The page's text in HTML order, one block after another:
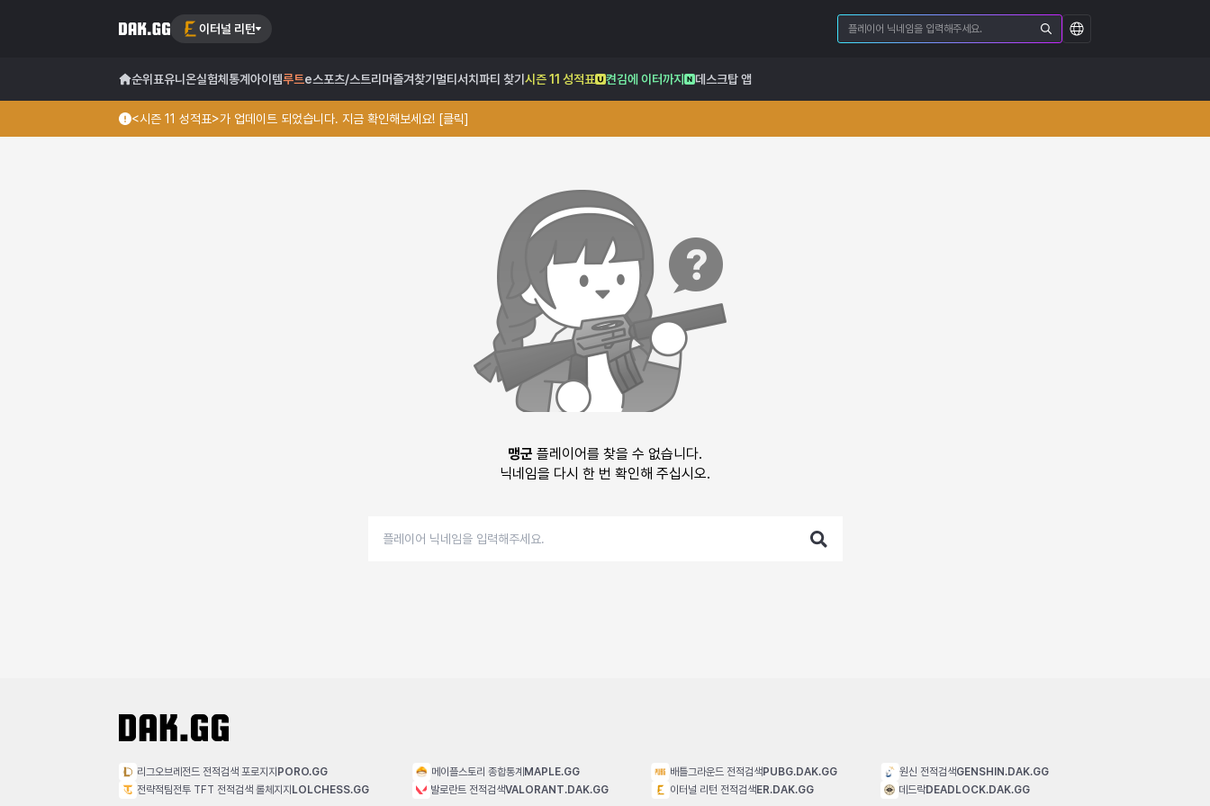
이터널 리턴
순위표유니온실험체 통계 아이템루트e스포츠/스트리머즐겨찾기 멀티서치 파티 찾기 시즌 11 성적표 켠김에 이터까지 데스크탑 앱
<시즌 11 성적표>가 업데이트 되었습니다. 지금 확인해보세요! [클릭]
맹군 플레이어를 찾을 수 없습니다.
닉네임을 다시 한 번 확인해 주십시오.
리그오브레전드 전적검색 포로지지PORO.GG
전략적팀전투 TFT 전적검색 롤체지지LOLCHESS.GG
메이플스토리 종합통계MAPLE.GG
발로란트 전적검색VALORANT.DAK.GG
배틀그라운드 전적검색PUBG.DAK.GG
이터널 리턴 전적검색ER.DAK.GG
원신 전적검색GENSHIN.DAK.GG
데드락DEADLOCK.DAK.GG